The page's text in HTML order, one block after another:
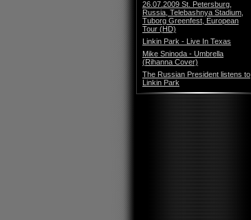
26.07.2009 St. Petersburg,
Russia, Telebashnya Stadium,
Tuborg Greenfest, European
Tour (HD)
Linkin Park - Live In Texas
Mike Sninoda - Umbrella
(Rihanna Cover)
The Russian President listens to
Linkin Park